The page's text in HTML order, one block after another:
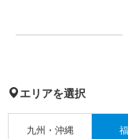
エリアを選択
九州・沖縄